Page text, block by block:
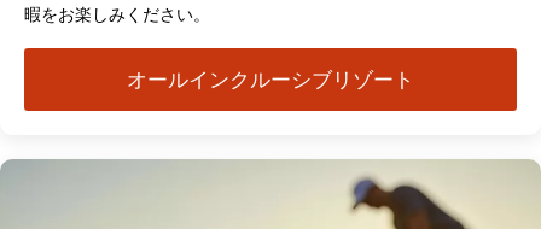
暇をお楽しみください。
オールインクルーシブリゾート